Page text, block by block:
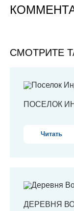
СМОТРИТЕ
ПОСЕЛОК
Читать
ДЕРЕВНЯ